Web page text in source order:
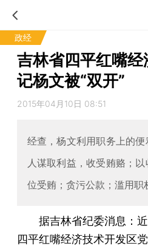
政经
吉林省四平红嘴
记杨文被“双开”
2015年04月10日 08:51
经查，杨文利用职务上的
人谋取利益，收受贿赂；
位受贿；贪污公款；滥用职
据吉林省纪委消息：近
四平红嘴经济技术开发区